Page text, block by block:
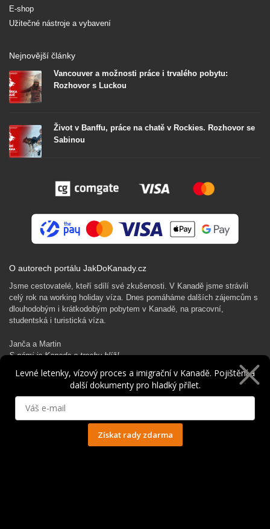
E-shop
Užitečné nástroje a vybavení
Nejnovější články
Vancouver a možnosti práce i trvalého pobytu:
Rozhovor s Luckou
Život v Banffu, práce na chatě v Rockies. Rozhovor se
Sabinou
O autorech portálu JakDoKanady.cz
Jsme cestovatelé, kteří sdílí své zkušenosti. V Kanadě jsme strávili
celý rok na working holiday víza. Dnes pomáháme dalších zájemcům s
dlouhodobým i krátkodobým pobytem v Kanadě, na pracovní,
studentská i turistická víza.
Janča a Martin
S námi je Kanada o trochu blíž!
Rádi Ti pomůžeme s kanadským dobrodružstvím…
Levné letenky, vízový proces a imigrační v Kanadě. Pojištění a
další dokumenty pro hladký přílet.
Získat rady zdarma